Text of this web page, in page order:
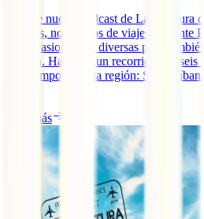
En este nuevo podcast de La aventura
seguros, nos vamos de viaje a Oriente
más apasionantes, diversas pero
planeta. Haremos un recorrido por seis
que componen esta región: Siria,
Leer más